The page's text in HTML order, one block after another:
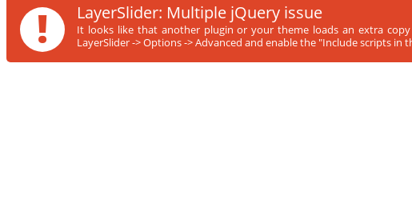
! LayerSlider: Multiple jQuery issue
It looks like that another plugin or your theme loads an extra
LayerSlider -> Options -> Advanced and enable the "Include scripts in